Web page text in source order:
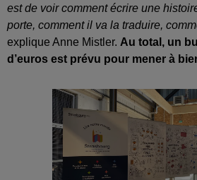
est de voir comment écrire une
porte, comment il va la traduire,
explique Anne Mistler. Au total, un
d’euros est prévu pour mener à